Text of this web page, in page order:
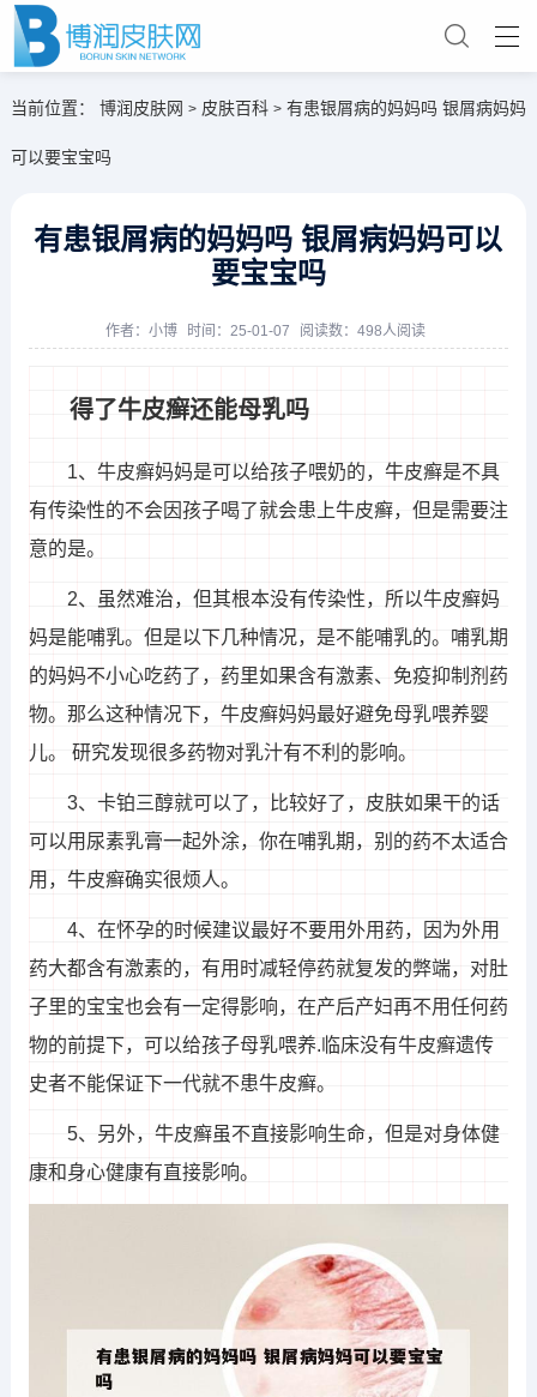
当前位置： 博润皮肤网 > 皮肤百科 > 有患银屑病的妈妈吗 银屑病妈妈
可以要宝宝吗
有患银屑病的妈妈吗 银屑病妈妈可以
要宝宝吗
作者： 小博 时间：25-01-07 阅读数：498人阅读
得了牛皮癣还能母乳吗
1、牛皮癣妈妈是可以给孩子喂奶的，牛皮癣是不具
有传染性的不会因孩子喝了就会患上牛皮癣，但是需要注
意的是。
2、虽然难治，但其根本没有传染性，所以牛皮癣妈
妈是能哺乳。但是以下几种情况，是不能哺乳的。哺乳期
的妈妈不小心吃药了，药里如果含有激素、免疫抑制剂药
物。那么这种情况下，牛皮癣妈妈最好避免母乳喂养婴
儿。 研究发现很多药物对乳汁有不利的影响。
3、卡铂三醇就可以了，比较好了，皮肤如果干的话
可以用尿素乳膏一起外涂，你在哺乳期，别的药不太适合
用，牛皮癣确实很烦人。
4、在怀孕的时候建议最好不要用外用药，因为外用
药大都含有激素的，有用时减轻停药就复发的弊端，对肚
子里的宝宝也会有一定得影响，在产后产妇再不用任何药
物的前提下，可以给孩子母乳喂养.临床没有牛皮癣遗传
史者不能保证下一代就不患牛皮癣。
5、另外，牛皮癣虽不直接影响生命，但是对身体健
康和身心健康有直接影响。